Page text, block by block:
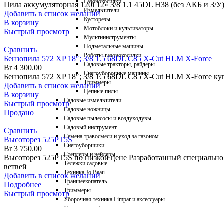
Газонокосилки
Измельчители
Кусторезы
Мотоблоки и культиваторы
Мультиинструменты
Подметальные машины
Роботы-газонокосилки
Садовые тракторы, райдеры
Снегоуборочные машины
Триммеры
Цепные пилы
Садовые измельчители
Садовые ножницы
Садовые пылесосы и воздуходувы
Садовый инструмент
Семена травосмеси и уход за газоном
Снегоуборщики
Степлеры и нейлеры
Тележки садовые
Техника Jo Beau
Траншеекопатель
Триммеры
Уборочная техника Limpar и аксессуары
Пила аккумуляторная 120i 12» 3/8 1.1 45DL H38 (без АКБ и З/
Добавить в список желаний
В корзину
Быстрый просмотр
Сравнить
Бензопила 572 XP 18″; 3/8 1.5 68DL C85 X-Cut HLM X-Force
Br4 300.00
Бензопила 572 XP 18″; 3/8 1.5 68DL C85 X-Cut HLM X-Force
Добавить в список желаний
В корзину
Быстрый просмотр
Продано
Сравнить
Высоторез 525PT5S
Br3 750.00
Высоторез 525PT5S по низкой цене Разработанный
ветвей
Добавить в список желаний
Подробнее
Быстрый просмотр